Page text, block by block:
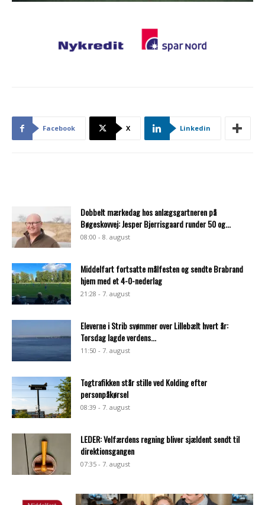
Facebook X Linkedin
Dobbelt mærkedag hos anlægsgartneren på
Bøgeskovvej: Jesper Bjerrisgaard runder 50 og...
08:00 - 8. august
Middelfart fortsatte målfesten og sendte Brabrand
hjem med et 4-0-nederlag
21:28 - 7. august
Eleverne i Strib svømmer over Lillebælt hvert år:
Torsdag lagde verdens...
11:50 - 7. august
Togtrafikken står stille ved Kolding efter
personpåkørsel
08:39 - 7. august
LEDER: Velfærdens regning bliver sjældent sendt til
direktionsgangen
07:35 - 7. august